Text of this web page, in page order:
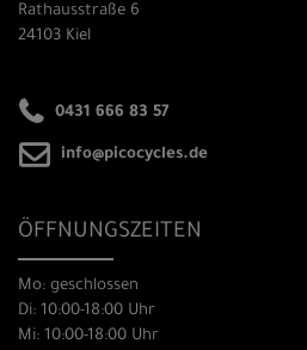
Rathausstraße 6
24103 Kiel
0431 666 83 57
info@picocycles.de
ÖFFNUNGSZEITEN
Mo: geschlossen
Di: 10:00-18:00 Uhr
Mi: 10:00-18:00 Uhr